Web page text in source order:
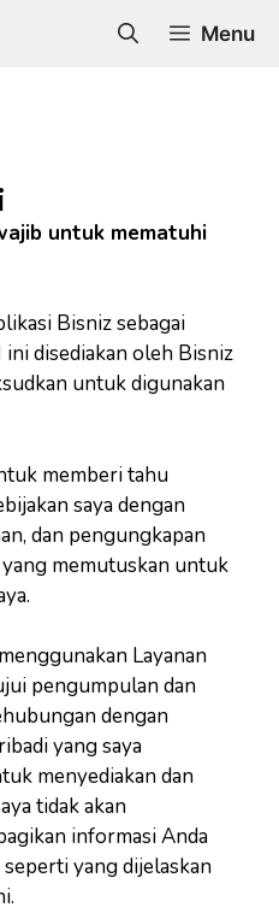
Menu
untuk mematuhi
Bisniz sebagai
disediakan oleh Bisniz
untuk digunakan
memberi tahu
saya dengan
dan pengungkapan
memutuskan untuk
Layanan
pengumpulan dan
dengan
yang saya
menyediakan dan
tidak akan
informasi Anda
yang dijelaskan